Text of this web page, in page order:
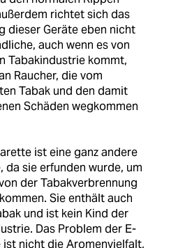
richtet sich das
dieser Geräte eben nicht
auch wenn es von
Tabakindustrie kommt,
Raucher, die vom
Tabak und den damit
Schäden wegkommen
ist eine ganz andere
da sie erfunden wurde, um
der Tabakverbrennung
Sie enthält auch
und ist kein Kind der
Das Problem der E-
nicht die Aromenvielfalt,